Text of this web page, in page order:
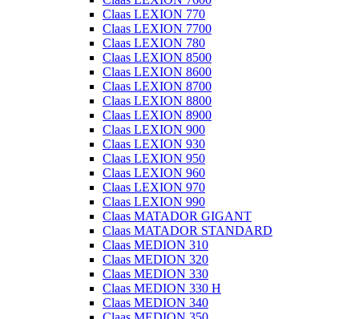
Claas LEXION 770
Claas LEXION 7700
Claas LEXION 780
Claas LEXION 8500
Claas LEXION 8600
Claas LEXION 8700
Claas LEXION 8800
Claas LEXION 8900
Claas LEXION 900
Claas LEXION 930
Claas LEXION 950
Claas LEXION 960
Claas LEXION 970
Claas LEXION 990
Claas MATADOR GIGANT
Claas MATADOR STANDARD
Claas MEDION 310
Claas MEDION 320
Claas MEDION 330
Claas MEDION 330 H
Claas MEDION 340